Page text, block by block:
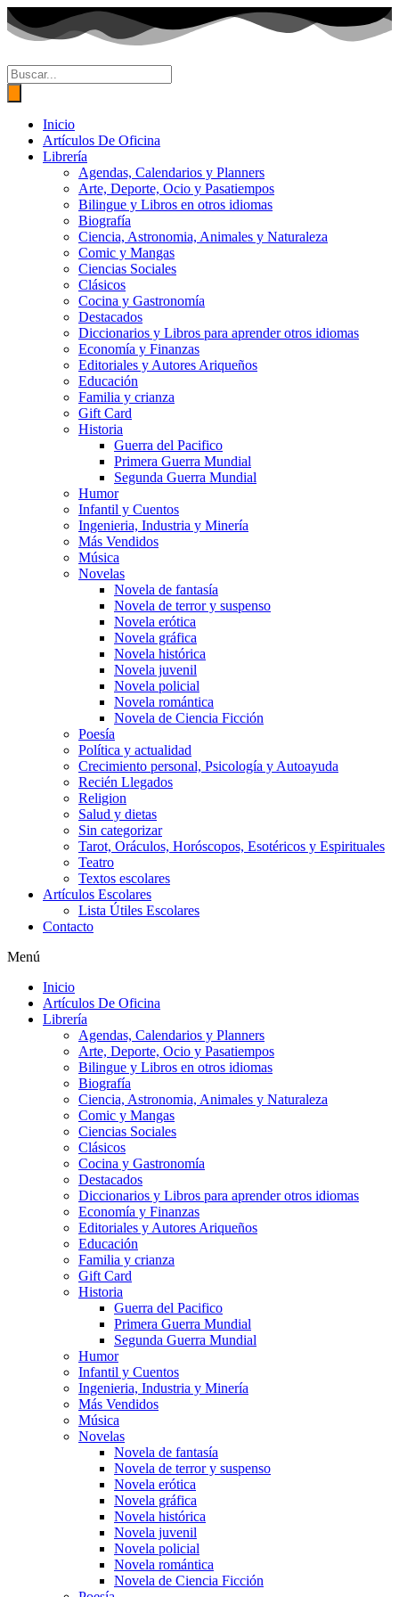
Ir
al
contenido
Búsqueda
de
productos
Inicio
Artículos De Oficina
Librería
Agendas, Calendarios y Planners
Arte, Deporte, Ocio y Pasatiempos
Bilingue y Libros en otros idiomas
Biografía
Ciencia, Astronomia, Animales y Naturaleza
Comic y Mangas
Ciencias Sociales
Clásicos
Cocina y Gastronomía
Destacados
Diccionarios y Libros para aprender otros idiomas
Economía y Finanzas
Editoriales y Autores Ariqueños
Educación
Familia y crianza
Gift Card
Historia
Guerra del Pacifico
Primera Guerra Mundial
Segunda Guerra Mundial
Humor
Infantil y Cuentos
Ingenieria, Industria y Minería
Más Vendidos
Música
Novelas
Novela de fantasía
Novela de terror y suspenso
Novela erótica
Novela gráfica
Novela histórica
Novela juvenil
Novela policial
Novela romántica
Novela de Ciencia Ficción
Poesía
Política y actualidad
Crecimiento personal, Psicología y Autoayuda
Recién Llegados
Religion
Salud y dietas
Sin categorizar
Tarot, Oráculos, Horóscopos, Esotéricos y Espirituales
Teatro
Textos escolares
Artículos Escolares
Lista Útiles Escolares
Contacto
Menú
Inicio
Artículos De Oficina
Librería
Agendas, Calendarios y Planners
Arte, Deporte, Ocio y Pasatiempos
Bilingue y Libros en otros idiomas
Biografía
Ciencia, Astronomia, Animales y Naturaleza
Comic y Mangas
Ciencias Sociales
Clásicos
Cocina y Gastronomía
Destacados
Diccionarios y Libros para aprender otros idiomas
Economía y Finanzas
Editoriales y Autores Ariqueños
Educación
Familia y crianza
Gift Card
Historia
Guerra del Pacifico
Primera Guerra Mundial
Segunda Guerra Mundial
Humor
Infantil y Cuentos
Ingenieria, Industria y Minería
Más Vendidos
Música
Novelas
Novela de fantasía
Novela de terror y suspenso
Novela erótica
Novela gráfica
Novela histórica
Novela juvenil
Novela policial
Novela romántica
Novela de Ciencia Ficción